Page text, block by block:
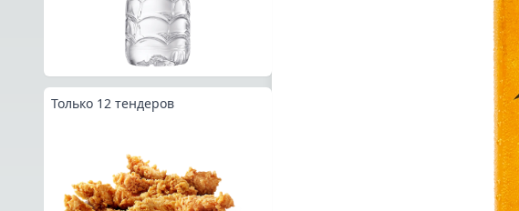
Только 12 тендеров